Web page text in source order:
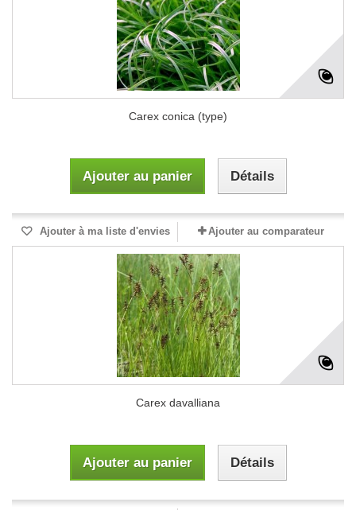
Carex conica (type)
Ajouter au panier Détails
Ajouter à ma liste d'envies Ajouter au comparateur
Carex davalliana
Ajouter au panier Détails